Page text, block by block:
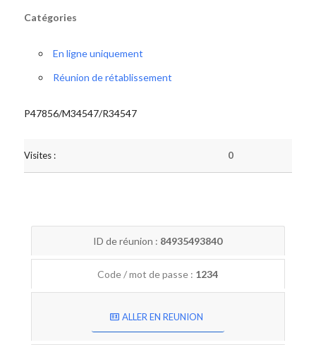
Catégories
En ligne uniquement
Réunion de rétablissement
P47856/M34547/R34547
Visites : 0
ID de réunion : 84935493840
Code / mot de passe : 1234
ALLER EN REUNION